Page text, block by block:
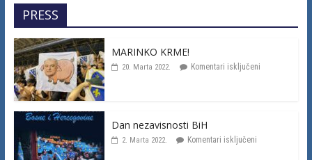
PRESS
MARINKO KRME!
20. Marta 2022. Komentari isključeni
Dan nezavisnosti BiH
2. Marta 2022. Komentari isključeni